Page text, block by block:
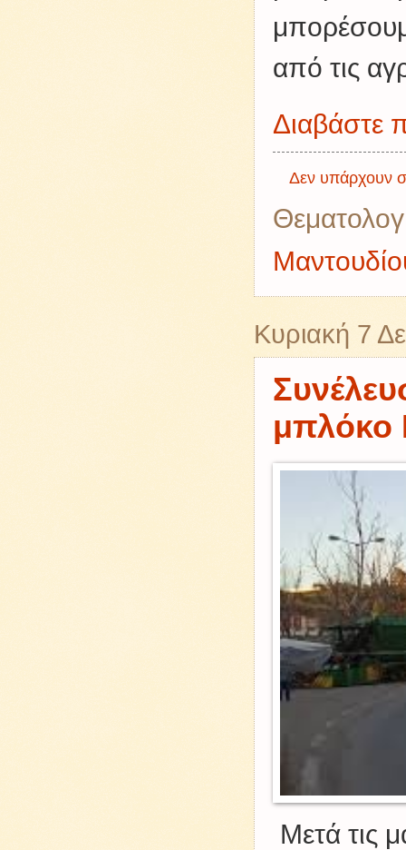
από τις
Διαβάστε
Δεν υπάρχουν
Κυριακή 7
μπλόκο
Μετά τις